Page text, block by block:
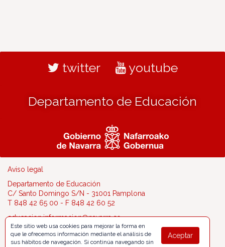
twitter youtube
Departamento de Educación
Aviso legal
Departamento de Educación
C/ Santo Domingo S/N - 31001 Pamplona
T 848 42 65 00 - F 848 42 60 52
educacion.informacion@navarra.es
Aceptar
Este sitio web usa cookies para mejorar la forma en
que le ofrecemos información mediante el análisis de
sus hábitos de navegación. Si continúa navegando sin